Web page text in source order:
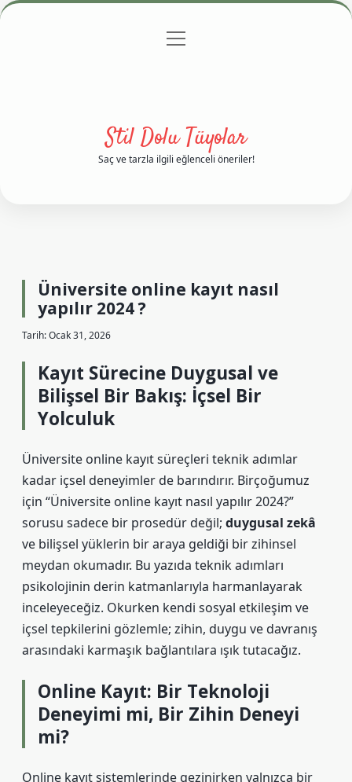
Gizlilik Politikası
menüyü
Stil Dolu Tüyolar
Saç ve tarzla ilgili eğlenceli öneriler!
Üniversite online kayıt nasıl
yapılır 2024 ?
Tarih: Ocak 31, 2026
Kayıt Sürecine Duygusal ve
Bilişsel Bir Bakış: İçsel Bir
Yolculuk
Üniversite online kayıt süreçleri teknik adımlar
kadar içsel deneyimler de barındırır. Birçoğumuz
için “Üniversite online kayıt nasıl yapılır 2024?”
sorusu sadece bir prosedür değil; duygusal zekâ
ve bilişsel yüklerin bir araya geldiği bir zihinsel
meydan okumadır. Bu yazıda teknik adımları
psikolojinin derin katmanlarıyla harmanlayarak
inceleyeceğiz. Okurken kendi sosyal etkileşim ve
içsel tepkilerini gözlemle; zihin, duygu ve davranış
arasındaki karmaşık bağlantılara ışık tutacağız.
Online Kayıt: Bir Teknoloji
Deneyimi mi, Bir Zihin Deneyi
mi?
Online kayıt sistemlerinde gezinirken yalnızca bir